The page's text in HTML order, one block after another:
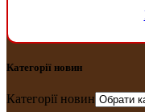
Категорії новин
Категорії новин